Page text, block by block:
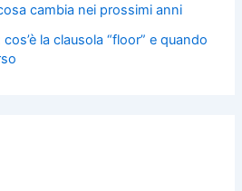
cambia nei prossimi anni
la clausola “floor” e quando